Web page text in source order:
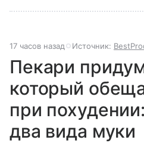
17 часов назад Источник:
Пекари
который
при
два вида муки